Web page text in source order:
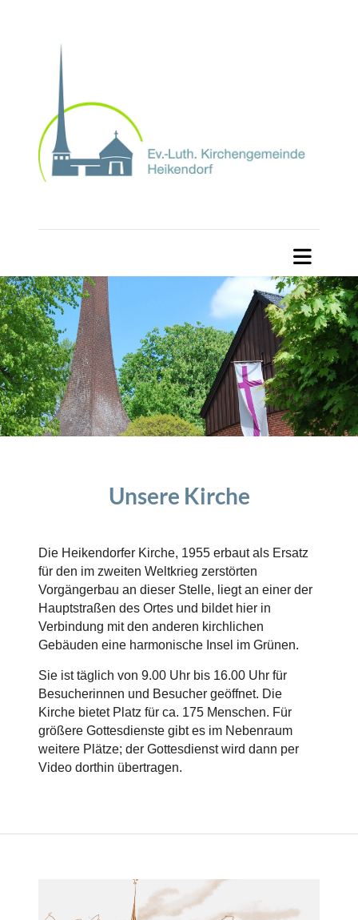
Unsere Kirche
Die Heikendorfer Kirche, 1955 erbaut als Ersatz
für den im zweiten Weltkrieg zerstörten
Vorgängerbau an dieser Stelle, liegt an einer der
Hauptstraßen des Ortes und bildet hier in
Verbindung mit den anderen kirchlichen
Gebäuden eine harmonische Insel im Grünen.
Sie ist täglich von 9.00 Uhr bis 16.00 Uhr für
Besucherinnen und Besucher geöffnet. Die
Kirche bietet Platz für ca. 175 Menschen. Für
größere Gottesdienste gibt es im Nebenraum
weitere Plätze; der Gottesdienst wird dann per
Video dorthin übertragen.